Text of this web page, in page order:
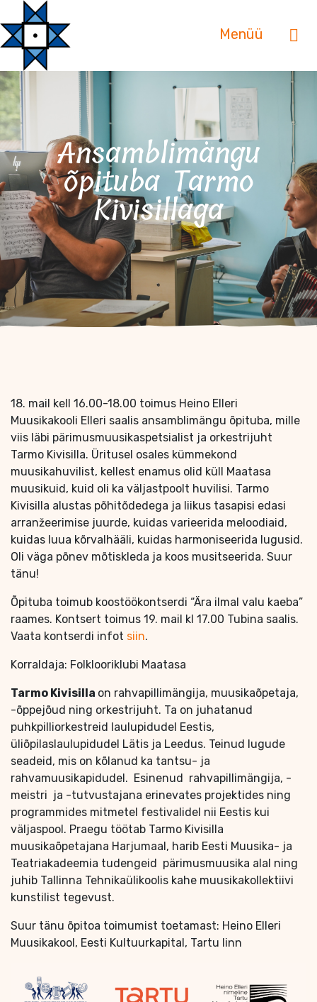
Menüü
Ansamblimängu
õpituba Tarmo
Kivisillaga
18. mail kell 16.00-18.00 toimus Heino Elleri
Muusikakooli Elleri saalis ansamblimängu õpituba, mille
viis läbi pärimusmuusikaspetsialist ja orkestrijuht
Tarmo Kivisilla. Üritusel osales kümmekond
muusikahuvilist, kellest enamus olid küll Maatasa
muusikuid, kuid oli ka väljastpoolt huvilisi. Tarmo
Kivisilla alustas põhitõdedega ja liikus tasapisi edasi
arranžeerimise juurde, kuidas varieerida meloodiaid,
kuidas luua kõrvalhääli, kuidas harmoniseerida lugusid.
Oli väga põnev mõtiskleda ja koos musitseerida. Suur
tänu!
Õpituba toimub koostöökontserdi “Ära ilmal valu kaeba”
raames. Kontsert toimus 19. mail kl 17.00 Tubina saalis.
Vaata kontserdi infot siin.
Korraldaja: Folklooriklubi Maatasa
Tarmo Kivisilla on rahvapillimängija, muusikaõpetaja,
-õppejõud ning orkestrijuht. Ta on juhatanud
puhkpilliorkestreid laulupidudel Eestis,
üliõpilaslaulupidudel Lätis ja Leedus. Teinud lugude
seadeid, mis on kõlanud ka tantsu- ja
rahvamuusikapidudel. Esinenud rahvapillimängija, -
meistri ja -tutvustajana erinevates projektides ning
programmides mitmetel festivalidel nii Eestis kui
väljaspool. Praegu töötab Tarmo Kivisilla
muusikaõpetajana Harjumaal, harib Eesti Muusika- ja
Teatriakadeemia tudengeid pärimusmuusika alal ning
juhib Tallinna Tehnikaülikoolis kahe muusikakollektiivi
kunstilist tegevust.
Suur tänu õpitoa toimumist toetamast: Heino Elleri
Muusikakool, Eesti Kultuurkapital, Tartu linn